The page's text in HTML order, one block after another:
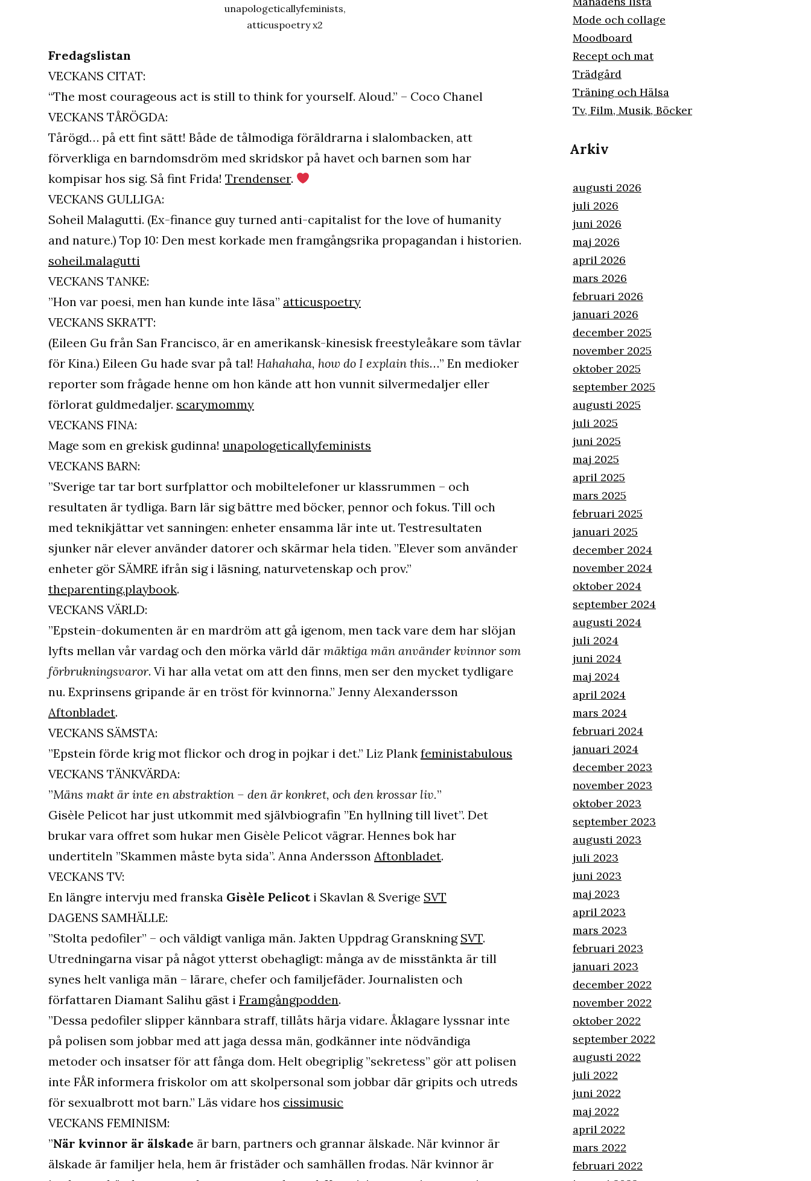
unapologeticallyfeminists,
atticuspoetry x2
Fredagslistan
VECKANS CITAT:
“The most courageous act is still to think for yourself. Aloud.” – Coco Chanel
VECKANS TÅRÖGDA:
Tårögd… på ett fint sätt! Både de tålmodiga föräldrarna i slalombacken, att
förverkliga en barndomsdröm med skridskor på havet och barnen som har
kompisar hos sig. Så fint Frida! Trendenser.
VECKANS GULLIGA:
Soheil Malagutti. (Ex-finance guy turned anti-capitalist for the love of humanity
and nature.) Top 10: Den mest korkade men framgångsrika propagandan i historien.
soheil.malagutti
VECKANS TANKE:
”Hon var poesi, men han kunde inte läsa” atticuspoetry
VECKANS SKRATT:
(Eileen Gu från San Francisco, är en amerikansk-kinesisk freestyleåkare som tävlar
för Kina.) Eileen Gu hade svar på tal! Hahahaha, how do I explain this…” En medioker
reporter som frågade henne om hon kände att hon vunnit silvermedaljer eller
förlorat guldmedaljer. scarymommy
VECKANS FINA:
Mage som en grekisk gudinna! unapologeticallyfeminists
VECKANS BARN:
”Sverige tar tar bort surfplattor och mobiltelefoner ur klassrummen – och
resultaten är tydliga. Barn lär sig bättre med böcker, pennor och fokus. Till och
med teknikjättar vet sanningen: enheter ensamma lär inte ut. Testresultaten
sjunker när elever använder datorer och skärmar hela tiden. ”Elever som använder
enheter gör SÄMRE ifrån sig i läsning, naturvetenskap och prov.”
theparenting.playbook.
VECKANS VÄRLD:
”Epstein-dokumenten är en mardröm att gå igenom, men tack vare dem har slöjan
lyfts mellan vår vardag och den mörka värld där mäktiga män använder kvinnor som
förbrukningsvaror. Vi har alla vetat om att den finns, men ser den mycket tydligare
nu. Exprinsens gripande är en tröst för kvinnorna.” Jenny Alexandersson
Aftonbladet.
VECKANS SÄMSTA:
”Epstein förde krig mot flickor och drog in pojkar i det.” Liz Plank feministabulous
VECKANS TÄNKVÄRDA:
”Mäns makt är inte en abstraktion – den är konkret, och den krossar liv.”
Gisèle Pelicot har just utkommit med självbiografin ”En hyllning till livet”. Det
brukar vara offret som hukar men Gisèle Pelicot vägrar. Hennes bok har
undertiteln ”Skammen måste byta sida”. Anna Andersson Aftonbladet.
VECKANS TV:
En längre intervju med franska Gisèle Pelicoti Skavlan & Sverige SVT
DAGENS SAMHÄLLE:
”Stolta pedofiler” – och väldigt vanliga män. Jakten Uppdrag Granskning SVT.
Utredningarna visar på något ytterst obehagligt: många av de misstänkta är till
synes helt vanliga män – lärare, chefer och familjefäder. Journalisten och
författaren Diamant Salihu gäst i Framgångpodden.
”Dessa pedofiler slipper kännbara straff, tillåts härja vidare. Åklagare lyssnar inte
på polisen som jobbar med att jaga dessa män, godkänner inte nödvändiga
metoder och insatser för att fånga dom. Helt obegriplig ”sekretess” gör att polisen
inte FÅR informera friskolor om att skolpersonal som jobbar där gripits och utreds
för sexualbrott mot barn.” Läs vidare hos cissimusic
VECKANS FEMINISM:
”När kvinnor är älskade är barn, partners och grannar älskade. När kvinnor är
älskade är familjer hela, hem är fristäder och samhällen frodas. När kvinnor är
Mode och collage
Moodboard
Recept och mat
Trädgård
Träning och Hälsa
Tv, Film, Musik, Böcker
Arkiv
augusti 2026
juli 2026
juni 2026
maj 2026
april 2026
mars 2026
februari 2026
januari 2026
december 2025
november 2025
oktober 2025
september 2025
augusti 2025
juli 2025
juni 2025
maj 2025
april 2025
mars 2025
februari 2025
januari 2025
december 2024
november 2024
oktober 2024
september 2024
augusti 2024
juli 2024
juni 2024
maj 2024
april 2024
mars 2024
februari 2024
januari 2024
december 2023
november 2023
oktober 2023
september 2023
augusti 2023
juli 2023
juni 2023
maj 2023
april 2023
mars 2023
februari 2023
januari 2023
december 2022
november 2022
oktober 2022
september 2022
augusti 2022
juli 2022
juni 2022
maj 2022
april 2022
mars 2022
februari 2022